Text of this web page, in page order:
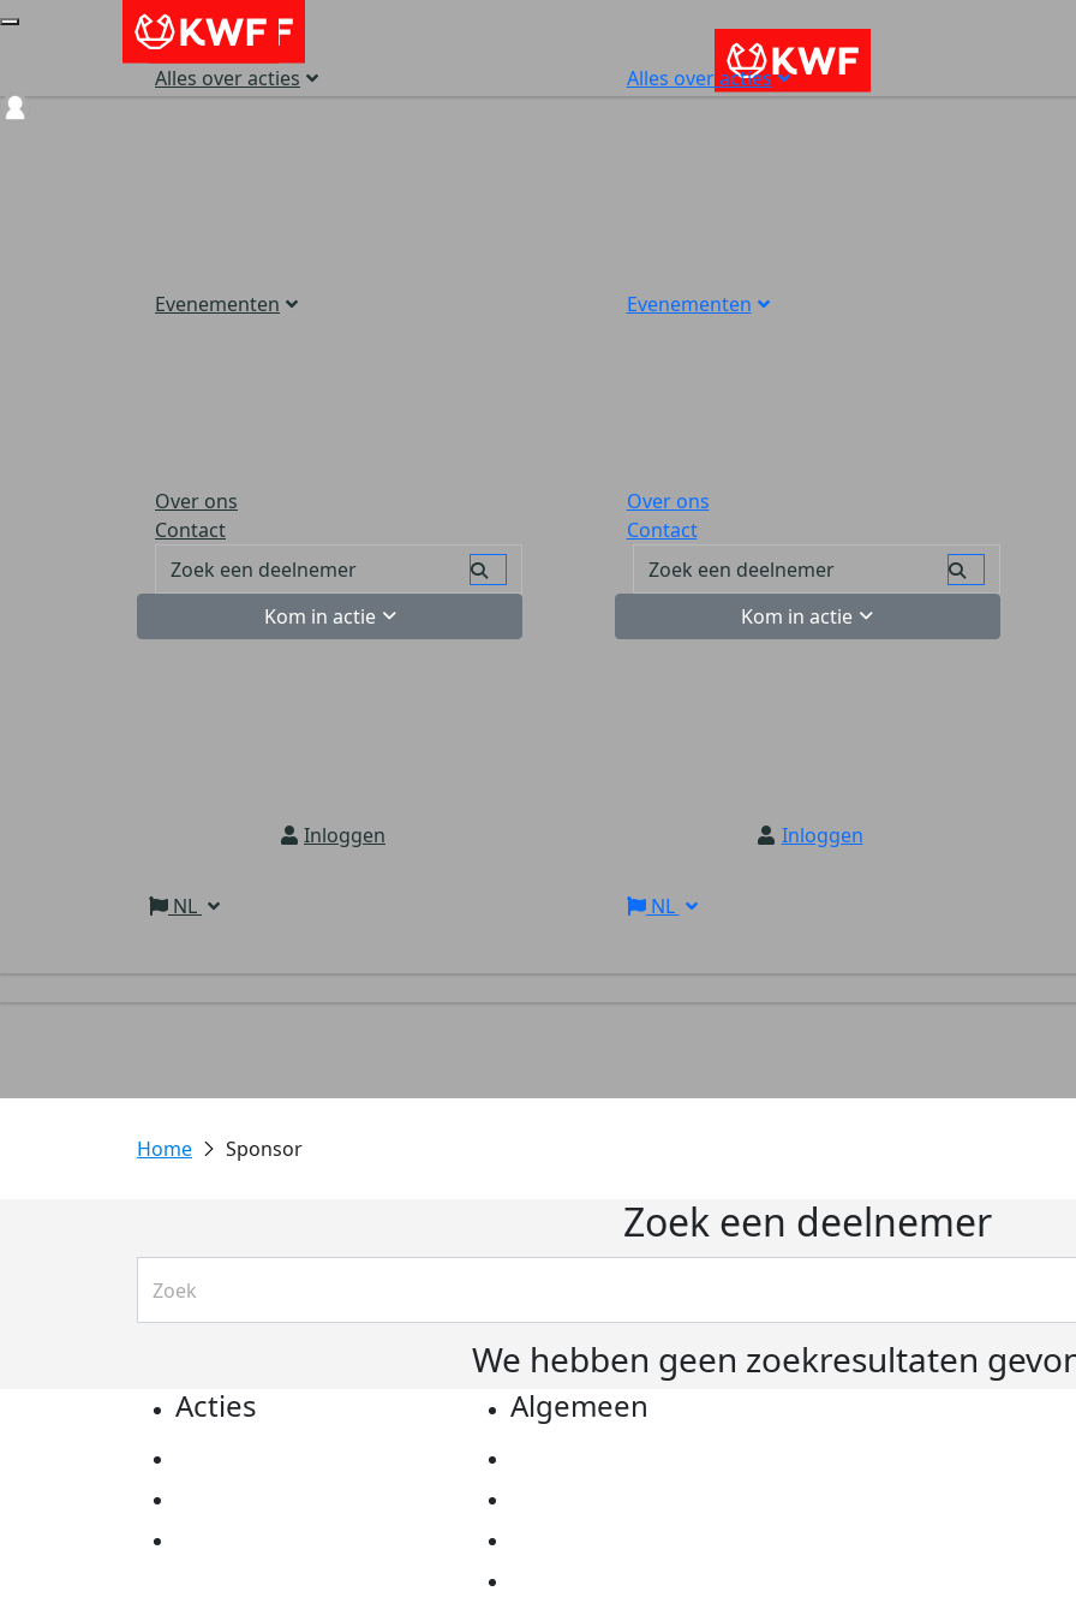
Alles over acties
Evenementen
Over ons
Contact
Kom in actie
Inloggen
NL
Alles over acties
Evenementen
Over ons
Contact
Kom in actie
Inloggen
NL
Sponsor
Zoek een deelnemer
We hebben geen zoekresultaten
Acties Algemeen